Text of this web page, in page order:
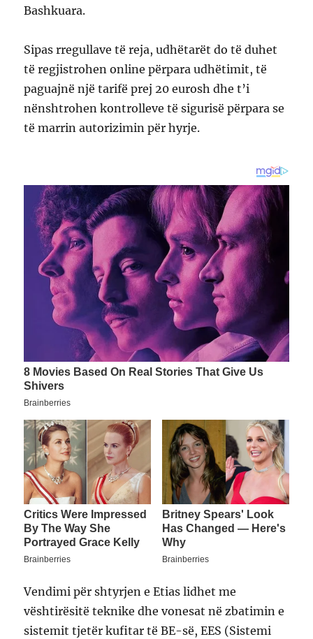
Bashkuara.
Sipas rregullave të reja, udhëtarët do të duhet
të regjistrohen online përpara udhëtimit, të
paguajnë një tarifë prej 20 eurosh dhe t’i
nënshtrohen kontrolleve të sigurisë përpara se
të marrin autorizimin për hyrje.
Vendimi për shtyrjen e Etias lidhet me
vështirësitë teknike dhe vonesat në zbatimin e
sistemit tjetër kufitar të BE-së, EES (Sistemi